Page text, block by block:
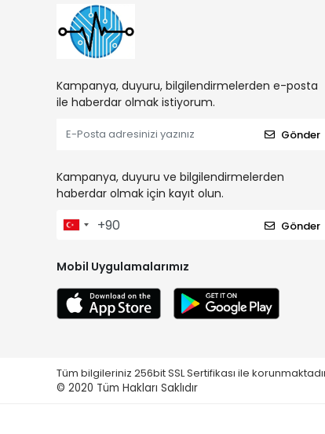
Kampanya, duyuru, bilgilendirmelerden e-posta
ile haberdar olmak istiyorum.
Gönder
Kampanya, duyuru ve bilgilendirmelerden
haberdar olmak için kayıt olun.
Gönder
Mobil Uygulamalarımız
Tüm bilgileriniz 256bit SSL Sertifikası ile
© 2020 Tüm Hakları Saklıdır